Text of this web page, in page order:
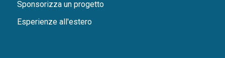
Sponsorizza un progetto
Esperienze all'estero